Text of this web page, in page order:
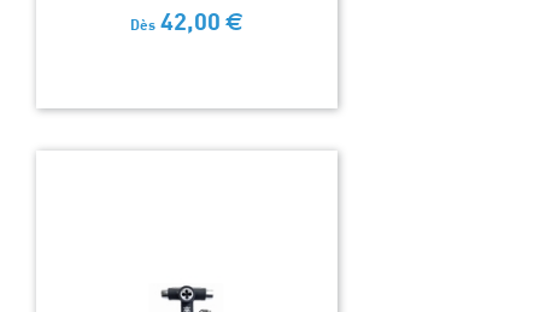
Dès 42,00 €